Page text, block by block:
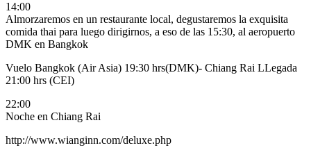
14:00
Almorzaremos en un restaurante local, degustaremos la exquisita
comida thai para luego dirigirnos, a eso de las 15:30, al aeropuerto
DMK en Bangkok
Vuelo Bangkok (Air Asia) 19:30 hrs(DMK)- Chiang Rai LLegada
21:00 hrs (CEI)
22:00
Noche en Chiang Rai
http://www.wianginn.com/deluxe.php